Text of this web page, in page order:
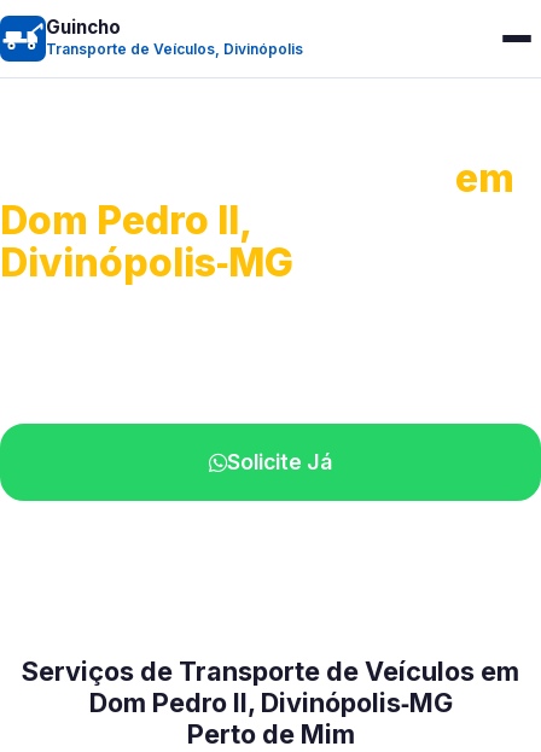
Guincho
Transporte de Veículos, Divinópolis
em
Dom Pedro II,
Divinópolis‑MG
Solicite Já
Serviços de Transporte de Veículos em
Dom Pedro II, Divinópolis‑MG
Perto de Mim